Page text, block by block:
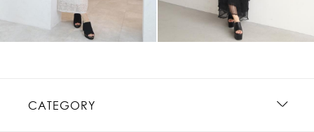
CATEGORY